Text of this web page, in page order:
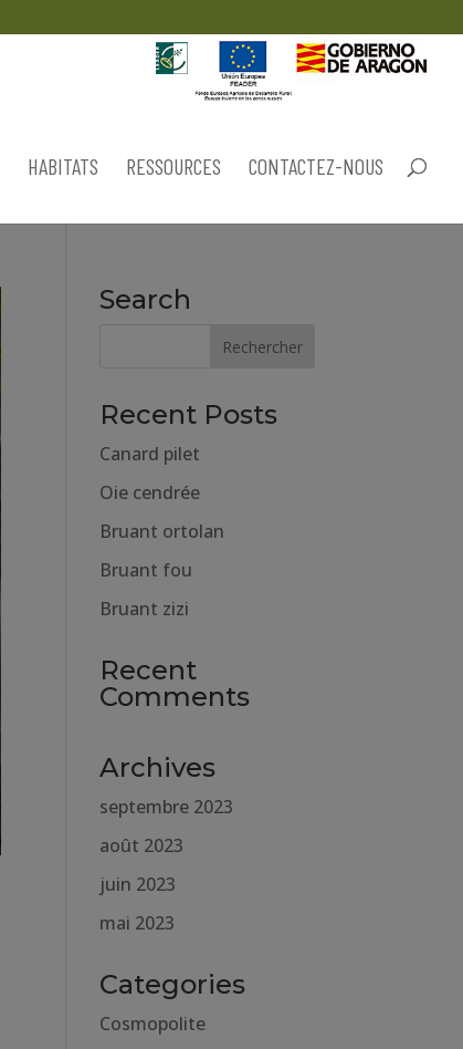
HABITATS RESSOURCES CONTACTEZ-NOUS
Search
Recent Posts
Canard pilet
Oie cendrée
Bruant ortolan
Bruant fou
Bruant zizi
Recent
Comments
Archives
septembre 2023
août 2023
juin 2023
mai 2023
Categories
Cosmopolite